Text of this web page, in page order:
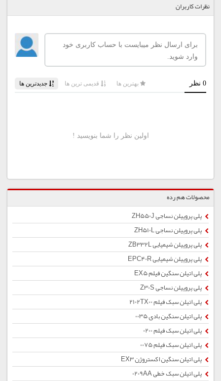
نظرات کاربران
محصولات هم رده
پلی پروپیلن نساجی ZH550J
پلی پروپیلن نساجی ZH510L
پلی پروپیلن شیمیایی ZB332L
پلی پروپیلن شیمیایی EPC40R
پلی اتیلن سنگین فیلم EX5
پلی پروپیلن نساجی Z30S
پلی اتیلن سبک فیلم 2102TX00
پلی اتیلن سنگین بادی 0035
پلی اتیلن سبک فیلم 0200
پلی اتیلن سبک فیلم 0075
پلی اتیلن سنگین اکستروژن EX3
پلی اتیلن سبک خطی 0209AA